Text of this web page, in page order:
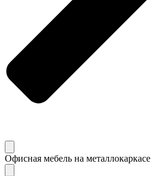
Офисная мебель на металлокаркасе